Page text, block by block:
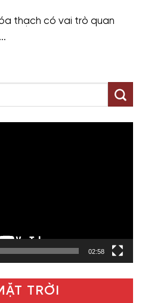
thạch có vai trò quan
02:58
TRỜI